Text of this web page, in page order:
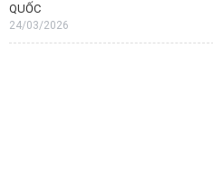
QUỐC
24/03/2026